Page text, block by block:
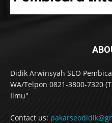
Didik Arwinsyah SEO
WA/Telpon 0821-3800-7320
Ilmu"
Contact us: